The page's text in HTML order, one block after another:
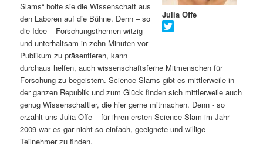
s
p
r
i
n
g
l
t
s
p
r
i
Julia Offe
Slams“ holte sie die Wissenschaft aus
den Laboren auf die Bühne. Denn – so
die Idee – Forschungsthemen witzig
und unterhaltsam in zehn Minuten vor
Publikum zu präsentieren, kann
durchaus helfen, auch wissenschaftsferne Mitmenschen für
Forschung zu begeistern. Science Slams gibt es mittlerweile in
der ganzen Republik und zum Glück finden sich mittlerweile auch
genug Wissenschaftler, die hier gerne mitmachen. Denn - so
erzählt uns Julia Offe – für ihren ersten Science Slam im Jahr
2009 war es gar nicht so einfach, geeignete und willige
Teilnehmer zu finden.